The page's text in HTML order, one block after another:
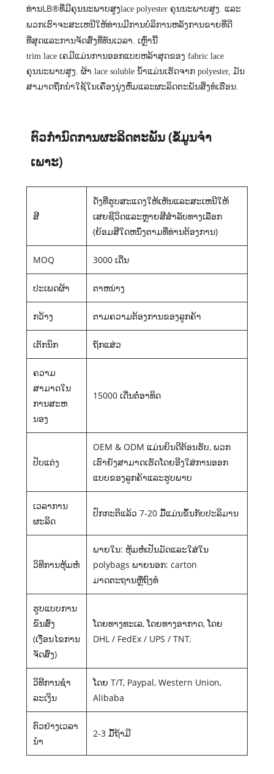
ທ່ານLB®ທີ່ມີຄຸນນະພາບສູງlace polyester ຄຸນນະພາບສູງ. ແລະ
ພວກເຮົາຈະສະເຫນີໃຫ້ທ່ານມີການບໍລິການຫລັງການຂາຍທີ່ດີ
ທີ່ສຸດແລະການຈັດສົ່ງທີ່ທັນເວລາ. ເຫຼົ່ານີ້
trim lace ເຄມີແມ່ນການອອກແບບຫລ້າສຸດຂອງ fabric lace
ຄຸນນະພາບສູງ. ຜ້າ lace soluble ນ້ໍາແມ່ນເຮັດຈາກ polyester, ມັນ
ສາມາດຖືກນໍາໃຊ້ໃນເຄື່ອງນຸ່ງຫົ່ມແລະຜະລິດຕະພັນສິ່ງທໍເຮືອນ.
ຕົວກໍານົດການຜະລິດຕະພັນ (ຂໍ້ມູນຈໍາ
ເພາະ)
ສີ
ດັ່ງ​ທີ່​ຮູບ​ສະ​ແດງ​ໃຫ້​ເຫັນ​ແລະ​ສະ​ເຫນີ​ໃຫ້​
ເສຍ​ຊີ​ວິດ​ແລະ​ຫຼາຍ​ສີ​ສໍາ​ລັບ​ທາງ​ເລືອກ
(ຍ້ອມ​ສີ​ໃດ​ຫນຶ່ງ​ຕາມ​ທີ່​ທ່ານ​ຕ້ອງ​ການ​)
MOQ 3000 ເດີ່ນ
ປະເພດຜ້າ ຕາຫນ່າງ
ກວ້າງ ຕາມ​ຄວາມ​ຕ້ອງ​ການ​ຂອງ​ລູກ​ຄ້າ​
ເຕັກນິກ ຖັກແສ່ວ
ຄວາມ
ສາມາດໃນ
ການສະຫ
ນອງ
15000 ເດີ່ນຕໍ່ອາທິດ
ປັບແຕ່ງ
OEM & ODM ແມ່ນຍິນດີຕ້ອນຮັບ, ພວກ
ເຮົາຍັງສາມາດເຮັດໂດຍອີງໃສ່ການອອກ
ແບບຂອງລູກຄ້າແລະຮູບພາບ
ເວລາການ
ຜະລິດ
ປົກກະຕິແລ້ວ 7-20 ມື້ແມ່ນຂຶ້ນກັບປະລິມານ
ວິທີການຫຸ້ມຫໍ່
ພາຍໃນ: ຫຸ້ມຫໍ່ເປັນມັດແລະໃສ່ໃນ
polybags ພາຍນອກ: carton
ມາດຕະຖານຫຼືຖົງທໍ
ຮູບແບບການ
ຂົນສົ່ງ
(ເງື່ອນໄຂການ
ຈັດສົ່ງ)
ໂດຍທາງທະເລ, ໂດຍທາງອາກາດ, ໂດຍ
DHL / FedEx / UPS / TNT.
ວິທີການຊໍາ
ລະເງິນ
ໂດຍ T/T, Paypal, Western Union,
Alibaba
ຕົວຢ່າງເວລາ
ນໍາ
2-3 ມື້ຖ້າມີ